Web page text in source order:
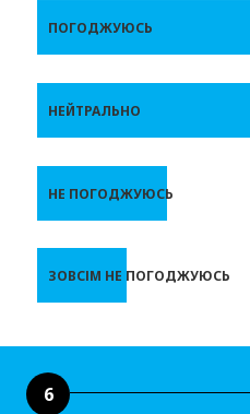
ПОГОДЖУЮСЬ
НЕЙТРАЛЬНО
НЕ ПОГОДЖУЮСЬ
ЗОВСІМ НЕ ПОГОДЖУЮСЬ
6